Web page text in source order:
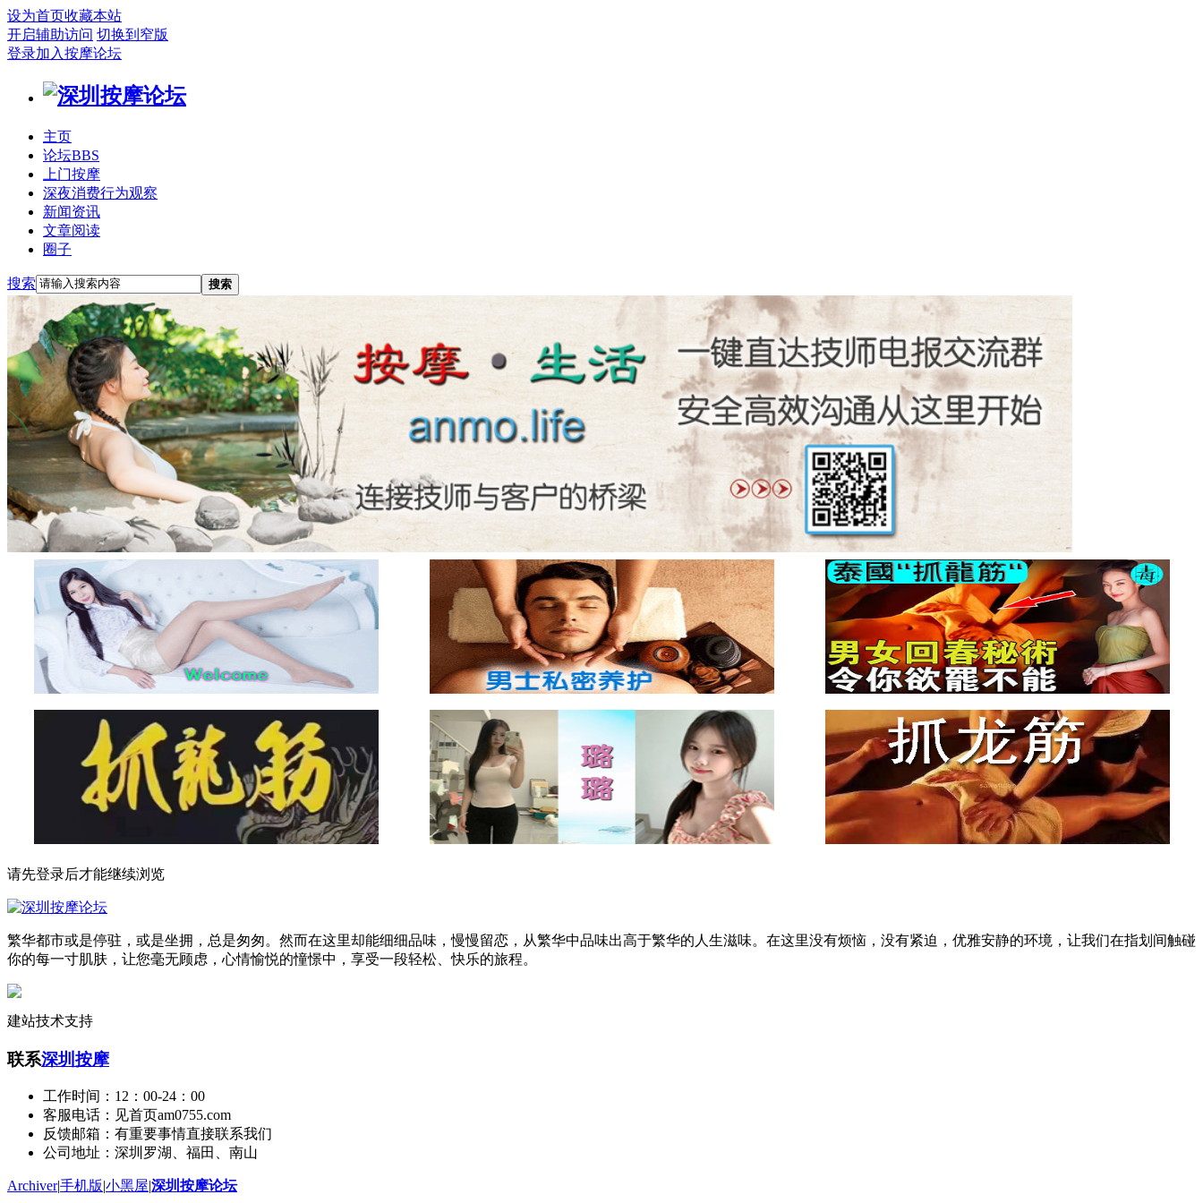
设为首页收藏本站
开启辅助访问 切换到窄版
登录加入按摩论坛
主页
论坛BBS
上门按摩
深夜消费行为观察
新闻资讯
文章阅读
圈子
搜索 搜索
请先登录后才能继续浏览
繁华都市或是停驻，或是坐拥，总是匆匆。然而在这里却能细细品味，慢慢留恋，从繁华中品味出高于繁华的人生滋味。在这里没有烦恼，没有紧迫，优雅安静的环境，让我们在指划间触碰
你的每一寸肌肤，让您毫无顾虑，心情愉悦的憧憬中，享受一段轻松、快乐的旅程。
建站技术支持
联系深圳按摩
工作时间：12：00-24：00
客服电话：见首页am0755.com
反馈邮箱：有重要事情直接联系我们
公司地址：深圳罗湖、福田、南山
Archiver|手机版|小黑屋|深圳按摩论坛